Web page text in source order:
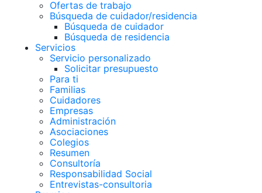
Ofertas de trabajo
Búsqueda de cuidador/residencia
Búsqueda de cuidador
Búsqueda de residencia
Servicios
Servicio personalizado
Solicitar presupuesto
Para ti
Familias
Cuidadores
Empresas
Administración
Asociaciones
Colegios
Resumen
Consultoría
Responsabilidad Social
Entrevistas-consultoria